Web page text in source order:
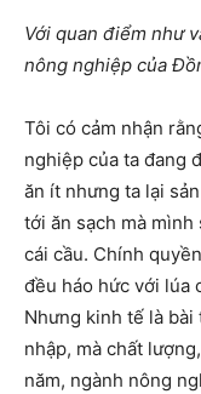
Với quan điểm như
nông nghiệp của
Tôi có cảm nhận
nghiệp của ta đang
ăn ít nhưng ta lại
tới ăn sạch mà
cái cầu. Chính
đều háo hức với lúa
Nhưng kinh tế là
nhập, mà chất
năm, ngành nông